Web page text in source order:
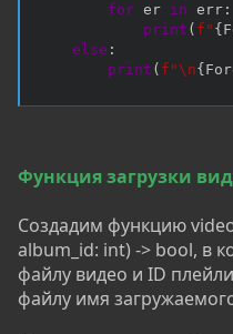
for er in err :
print ( f" {
else :
print ( f"\n{
Функция загрузки
Создадим функцию
album_id: int) -> bool, в
файлу видео и ID
файлу имя